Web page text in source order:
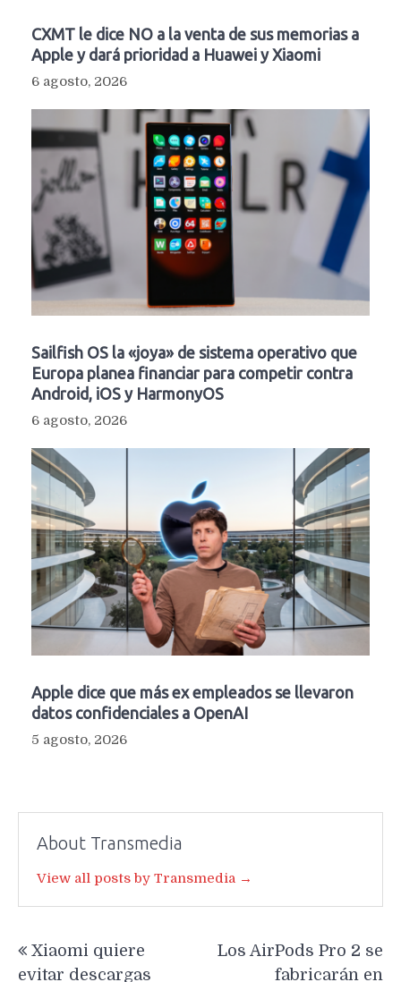
CXMT le dice NO a la venta de sus memorias a
Apple y dará prioridad a Huawei y Xiaomi
6 agosto, 2026
Sailfish OS la «joya» de sistema operativo que
Europa planea financiar para competir contra
Android, iOS y HarmonyOS
6 agosto, 2026
Apple dice que más ex empleados se llevaron
datos confidenciales a OpenAI
5 agosto, 2026
About Transmedia
View all posts by Transmedia →
de
Xiaomi quiere
evitar descargas
Los AirPods Pro 2 se
fabricarán en